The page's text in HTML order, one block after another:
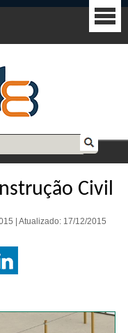
Civil
| Atualizado: 17/12/2015